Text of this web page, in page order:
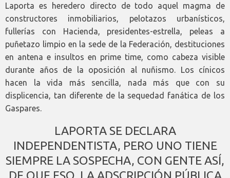
Laporta es heredero directo de todo aquel magma de
constructores inmobiliarios, pelotazos urbanísticos,
fullerías con Hacienda, presidentes-estrella, peleas a
puñetazo limpio en la sede de la Federación, destituciones
en antena e insultos en prime time, como cabeza visible
durante años de la oposición al nuñismo. Los cínicos
hacen la vida más sencilla, nada más que con su
displicencia, tan diferente de la sequedad fanática de los
Gaspares.
LAPORTA SE DECLARA
INDEPENDENTISTA, PERO UNO TIENE
SIEMPRE LA SOSPECHA, CON GENTE ASÍ,
DE QUE ESO, LA ADSCRIPCIÓN PÚBLICA